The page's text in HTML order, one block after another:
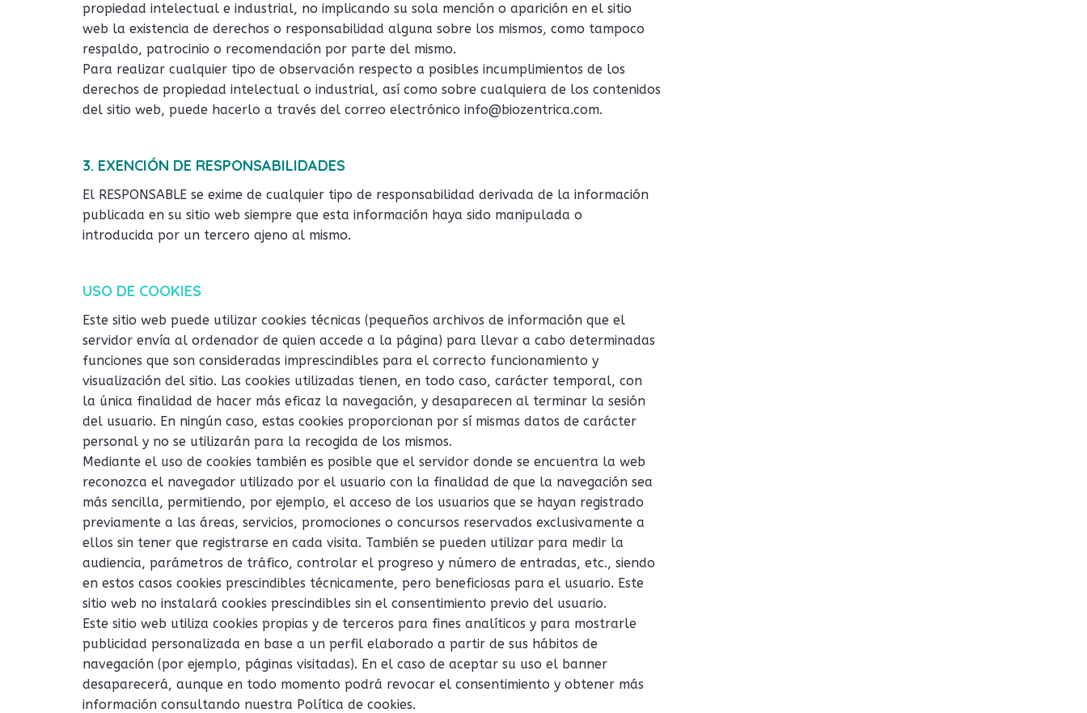
propiedad intelectual e industrial, no implicando su sola mención o aparición en el sitio
web la existencia de derechos o responsabilidad alguna sobre los mismos, como tampoco
respaldo, patrocinio o recomendación por parte del mismo.
Para realizar cualquier tipo de observación respecto a posibles incumplimientos de los
derechos de propiedad intelectual o industrial, así como sobre cualquiera de los contenidos
del sitio web, puede hacerlo a través del correo electrónico info@biozentrica.com.
3. EXENCIÓN DE RESPONSABILIDADES
El RESPONSABLE se exime de cualquier tipo de responsabilidad derivada de la información
publicada en su sitio web siempre que esta información haya sido manipulada o
introducida por un tercero ajeno al mismo.
USO DE COOKIES
Este sitio web puede utilizar cookies técnicas (pequeños archivos de información que el
servidor envía al ordenador de quien accede a la página) para llevar a cabo determinadas
funciones que son consideradas imprescindibles para el correcto funcionamiento y
visualización del sitio. Las cookies utilizadas tienen, en todo caso, carácter temporal, con
la única finalidad de hacer más eficaz la navegación, y desaparecen al terminar la sesión
del usuario. En ningún caso, estas cookies proporcionan por sí mismas datos de carácter
personal y no se utilizarán para la recogida de los mismos.
Mediante el uso de cookies también es posible que el servidor donde se encuentra la web
reconozca el navegador utilizado por el usuario con la finalidad de que la navegación sea
más sencilla, permitiendo, por ejemplo, el acceso de los usuarios que se hayan registrado
previamente a las áreas, servicios, promociones o concursos reservados exclusivamente a
ellos sin tener que registrarse en cada visita. También se pueden utilizar para medir la
audiencia, parámetros de tráfico, controlar el progreso y número de entradas, etc., siendo
en estos casos cookies prescindibles técnicamente, pero beneficiosas para el usuario. Este
sitio web no instalará cookies prescindibles sin el consentimiento previo del usuario.
Este sitio web utiliza cookies propias y de terceros para fines analíticos y para mostrarle
publicidad personalizada en base a un perfil elaborado a partir de sus hábitos de
navegación (por ejemplo, páginas visitadas). En el caso de aceptar su uso el banner
desaparecerá, aunque en todo momento podrá revocar el consentimiento y obtener más
información consultando nuestra Política de cookies.